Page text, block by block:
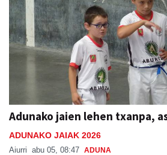
Adunako jaien lehen txanpa,
ADUNAKO JAIAK 2026
Aiurri abu 05, 08:47 ADUNA